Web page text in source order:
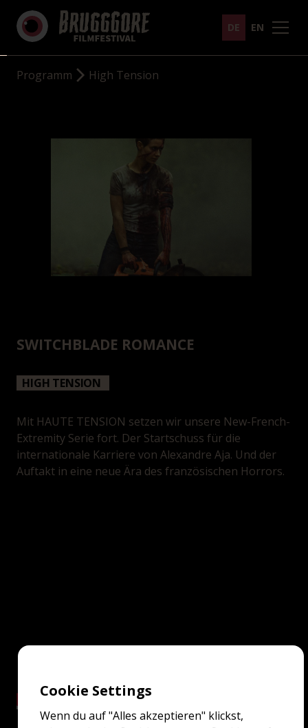
DE EN
Programm High Tension
SWITCHBLADE ROMANCE
HIGH TENSION
Mit HAUTE TENSION setzen wir unsere New-French-
Extremity Serie fort. Der Startschuss für die
internationale Karriere von Alexandre Aja. Und der
Auftakt in eine neue Ära des französischen Horrors.
Cookie Settings
Wenn du auf "Alles akzeptieren" klickst,